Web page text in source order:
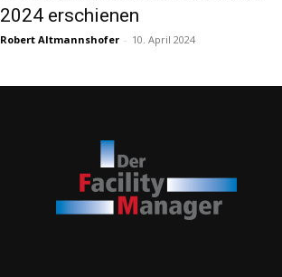
2024 erschienen
Robert Altmannshofer - 10. April 2024